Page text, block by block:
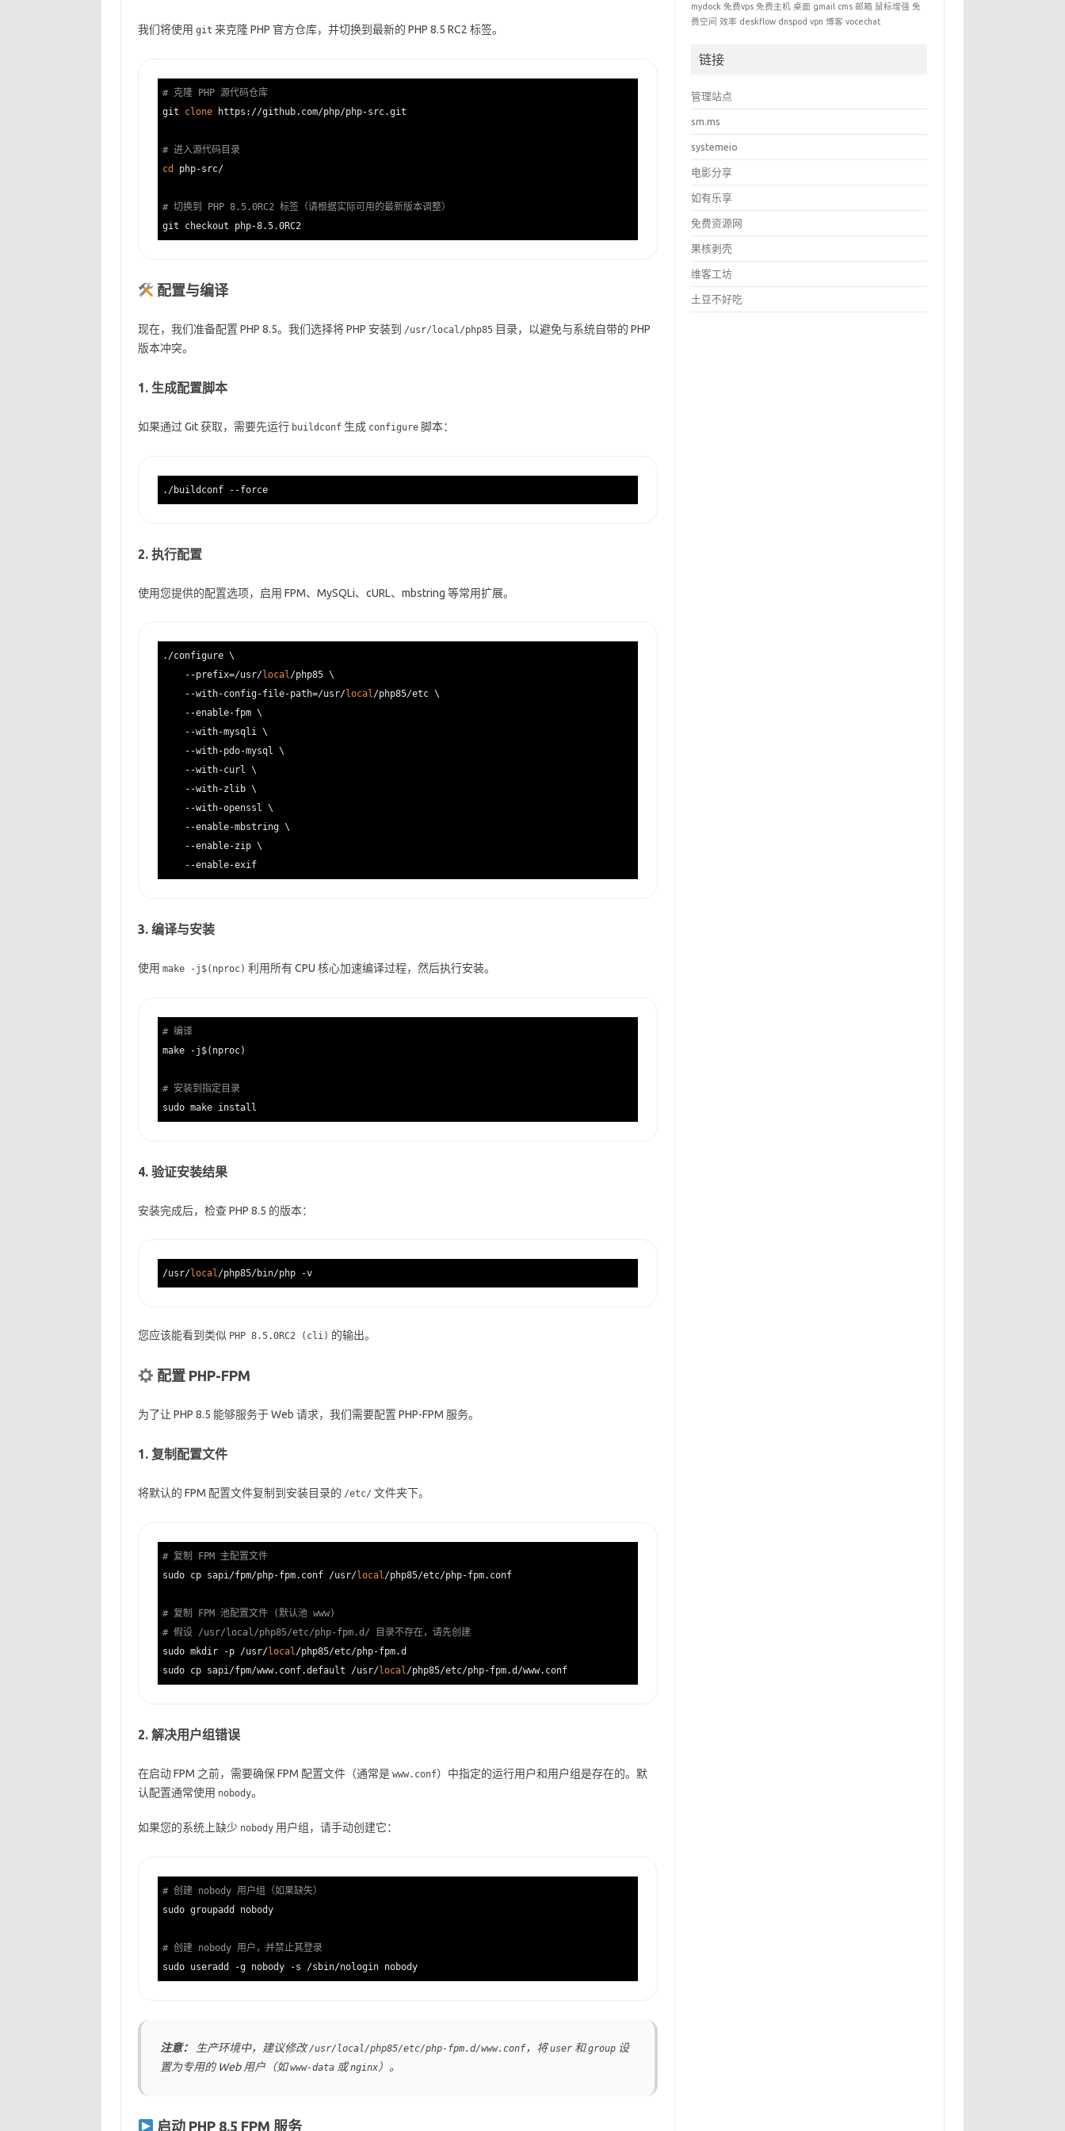
我们将使用 git 来克隆 PHP 官方仓库，并切换到最新的 PHP 8.5 RC2 标签。
# 克隆 PHP 源代码仓库
git clone https://github.com/php/php-src.git
# 进入源代码目录
cd
php-src/
# 切换到 PHP 8.5.0RC2 标签（请根据实际可用的最新版本调整）
git checkout php-8.5.0RC2
配置与编译
现在，我们准备配置 PHP 8.5。我们选择将 PHP 安装到 /usr/local/php85目录，以避免与系统自带的 PHP
版本冲突。
1. 生成配置脚本
如果通过 Git 获取，需要先运行 buildconf生成 configure脚本：
./buildconf --force
2. 执行配置
使用您提供的配置选项，启用 FPM、MySQLi、cURL、mbstring 等常用扩展。
./configure \
    --prefix=/usr/
local/php85 \
    --with-config-file-path=/usr/
local/php85/etc \
    --enable-fpm \
    --with-mysqli \
    --with-pdo-mysql \
    --with-curl \
    --with-zlib \
    --with-openssl \
    --enable-mbstring \
    --enable-zip \
    --enable-exif
3. 编译与安装
使用 make -j$(nproc) 利用所有 CPU 核心加速编译过程，然后执行安装。
# 编译
make -j$(nproc)
# 安装到指定目录
4. 验证安装结果
安装完成后，检查 PHP 8.5 的版本：
/usr/local /php85/bin/php -v
您应该能看到类似 PHP 8.5.0RC2 (cli) 的输出。
配置 PHP-FPM
为了让 PHP 8.5 能够服务于 Web 请求，我们需要配置 PHP-FPM 服务。
1. 复制配置文件
将默认的 FPM 配置文件复制到安装目录的 /etc/ 文件夹下。
# 复制 FPM 主配置文件
sudo cp sapi/fpm/php-fpm.conf /usr/local/php85/etc/php-fpm.conf
# 复制 FPM 池配置文件 (默认池 www)
# 假设 /usr/local/php85/etc/php-fpm.d/ 目录不存在，请先创建
sudo mkdir -p /usr/local/php85/etc/php-fpm.d
sudo cp sapi/fpm/www.conf.default /usr/local /php85/etc/php-fpm.d/www.conf
2. 解决用户组错误
在启动 FPM 之前，需要确保 FPM 配置文件（通常是 www.conf）中指定的运行用户和用户组是存在的。默
认配置通常使用 nobody。
如果您的系统上缺少 nobody用户组，请手动创建它：
# 创建 nobody 用户组（如果缺失）
sudo groupadd nobody
# 创建 nobody 用户，并禁止其登录
sudo useradd -g nobody -s /sbin/nologin nobody
注意： 生产环境中，建议修改/usr/local/php85/etc/php-fpm.d/www.conf，将user和group设
置为专用的 Web 用户（如www-data或nginx）。
启动 PHP 8.5 FPM 服务
mydock 免费vps 免费主机 桌面 gmail cms 邮箱 鼠标增强 免
费空间 效率 deskflow dnspod vpn 博客 vocechat
链接
管理站点
sm.ms
systemeio
电影分享
如有乐享
免费资源网
果核剥壳
维客工坊
土豆不好吃